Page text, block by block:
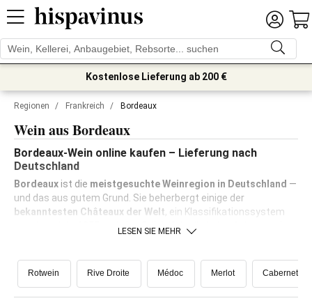
Kostenlose Lieferung ab 200 €
Regionen / Frankreich / Bordeaux
Wein aus Bordeaux
Bordeaux-Wein online kaufen – Lieferung nach
Deutschland
Bordeauxist die meistgesuchte Weinregion in Deutschland —
und das aus gutem Grund. Sie beherbergt einige der
bekanntesten Châteaux der Welt , ein Klassifikationssystem
aus dem Jahr 1855 und eine Stilvielfalt, die jeden Anlass und
LESEN SIE MEHR
Rotwein Rive Droite Médoc Merlot Cabernet